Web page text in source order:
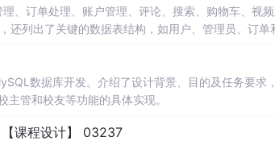
、订单处理、账户管理、评论、搜索、购物车、视
还列出了关键的数据表结构，如用户、管理员、订单
数据库开发。介绍了设计背景、目的及任务要求
管和校友等功能的具体实现。
课程设计】 03237